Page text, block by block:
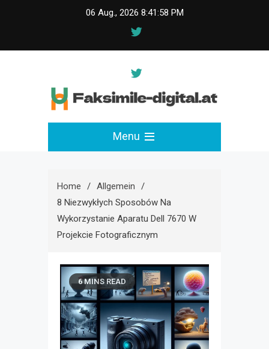
06 Aug., 2026 8:41:59 PM
faksimile-digital.at
Menu
Home
Allgemein
8 Niezwykłych Sposobów Na
Wykorzystanie Aparatu Dell 7670 W
Projekcie Fotograficznym
6 MINS READ